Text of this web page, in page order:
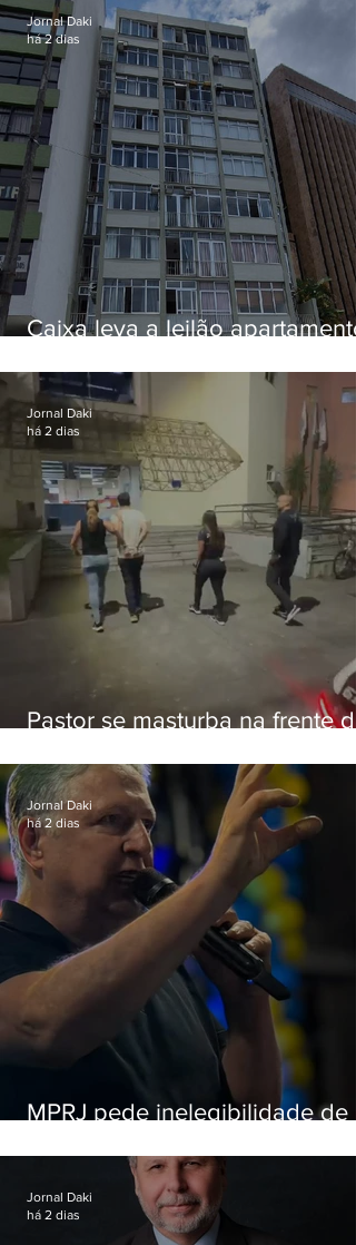
Caixa leva a leilão apartamento
Botafogo
Jornal Daki
há 2 dias
Pastor se masturba na frente de
Jornal Daki
há 2 dias
MPRJ pede inelegibilidade de
Jornal Daki
há 2 dias
Jornal Daki
há 2 dias